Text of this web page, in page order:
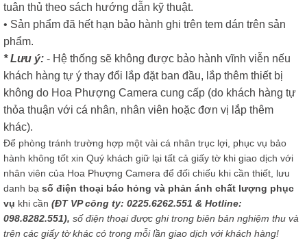
tuân thủ theo sách hướng dẫn kỹ thuật.
• Sản phẩm đã hết hạn bảo hành ghi trên tem dán trên sản
phẩm.
* Lưu ý: - Hệ thống sẽ không được bảo hành vĩnh viễn nếu
khách hàng tự ý thay đổi lắp đặt ban đầu, lắp thêm thiết bị
không do Hoa Phượng Camera cung cấp (do khách hàng tự
thỏa thuận với cá nhân, nhân viên hoặc đơn vị lắp thêm
khác).
Để phòng tránh trường hợp một vài cá nhân trục lợi, phục vụ bảo
hành không tốt xin Quý khách giữ lại tất cả giấy tờ khi giao dịch với
nhân viên của Hoa Phượng Camera để đối chiếu khi cần thiết, lưu
danh bạ số điện thoại báo hỏng và phản ánh chất lượng phục
vụ khi cần (ĐT VP công ty: 0225.6262.551 & Hotline:
098.8282.551), số điện thoại được ghi trong biên bản nghiệm thu và
trên các giấy tờ khác có trong mỗi lần giao dịch với khách hàng!